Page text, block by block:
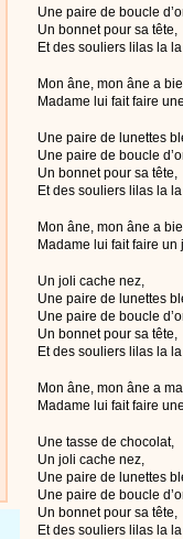
Une paire de boucle
Un bonnet pour sa tête,
Et des souliers lilas la
Mon âne, mon âne a
Madame lui fait faire
Une paire de lunettes
Une paire de boucle
Un bonnet pour sa tête,
Et des souliers lilas la
Mon âne, mon âne a
Madame lui fait faire un
Un joli cache nez,
Une paire de lunettes
Une paire de boucle
Un bonnet pour sa tête,
Et des souliers lilas la
Mon âne, mon âne a
Madame lui fait faire
Une tasse de chocolat,
Un joli cache nez,
Une paire de lunettes
Une paire de boucle
Un bonnet pour sa tête,
Et des souliers lilas la